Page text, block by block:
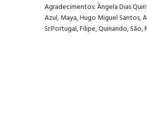
Agradecimentos: Àngela Dias
Azul, Maya, Hugo Miguel Santos,
Sr.Portugal, Filipe, Quinando, São,